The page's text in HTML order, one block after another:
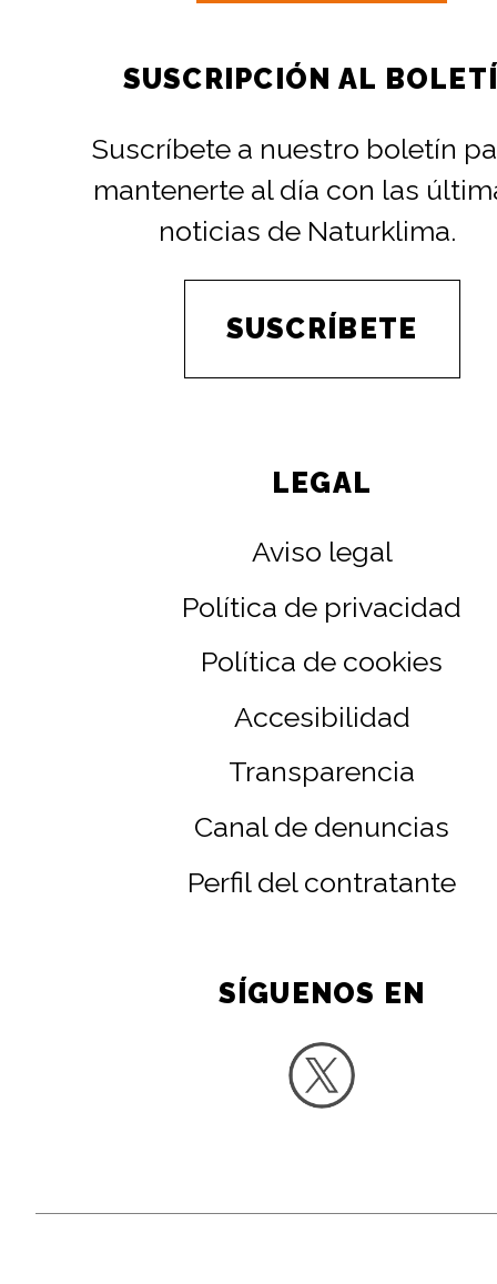
SUSCRIPCIÓN AL
Suscríbete a nuestro boletín
mantenerte al día con las
noticias de Naturklima.
SUSCRÍBETE
LEGAL
Aviso legal
Política de privacidad
Política de cookies
Accesibilidad
Transparencia
Canal de denuncias
Perfil del contratante
SÍGUENOS EN